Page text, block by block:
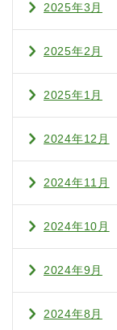
2025年3月
2025年2月
2025年1月
2024年12月
2024年11月
2024年10月
2024年9月
2024年8月